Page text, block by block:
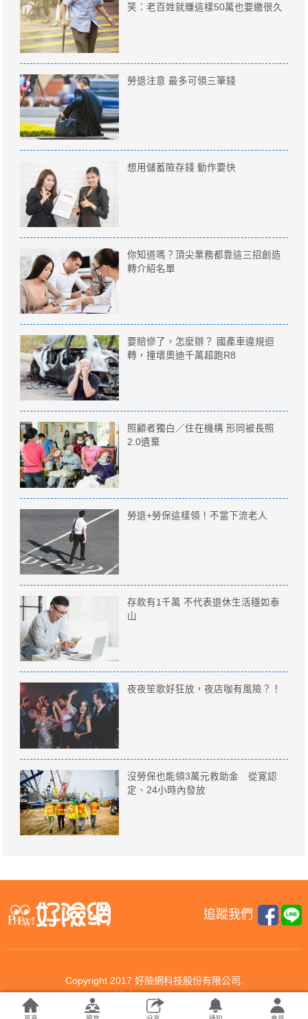
笑：老百姓就賺這樣50萬也要繳很久
勞退注意 最多可領三筆錢
想用儲蓄險存錢 動作要快
你知道嗎？頂尖業務都靠這三招創造
轉介紹名單
要賠慘了，怎麼辦？ 國產車違規迴
轉，撞壞奧迪千萬超跑R8
照顧者獨白／住在機構 形同被長照
2.0遺棄
勞退+勞保這樣領！不當下流老人
存款有1千萬 不代表退休生活穩如泰
山
夜夜笙歌好狂放，夜店咖有風險？！
沒勞保也能領3萬元救助金 從寛認
定、24小時內發放
追蹤我們
Copyright 2017 好險網科技股份有限公司.
All rights reserved.